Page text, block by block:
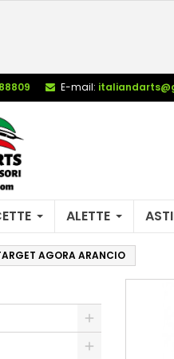
E-mail:
ALETTE
AGORA ARANCIO
add_circle_outline